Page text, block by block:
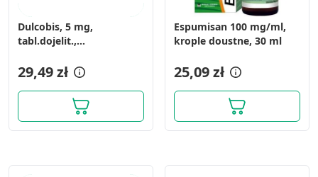
Dulcobis, 5 mg,
tabl.dojelit.,
szt
29,49 zł
Espumisan 100 mg/ml,
krople doustne, 30 ml
25,09 zł